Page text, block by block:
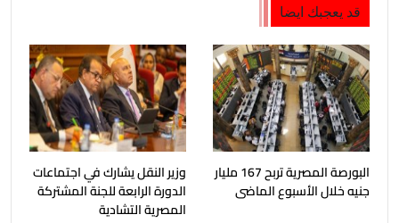
قد يعجبك ايضا
البورصة المصرية تربح 167 مليار
جنيه خلال الأسبوع الماضى
وزير النقل يشارك في اجتماعات
الدورة الرابعة للجنة المشتركة
المصرية التشادية